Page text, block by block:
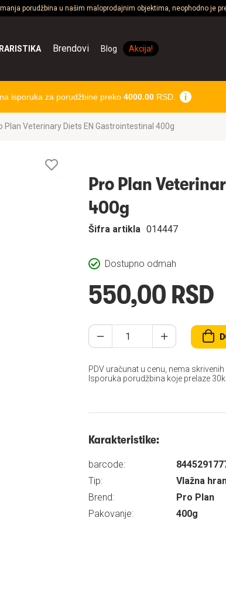
porudžbina u našim maloprodajnim objektima, neophodno je
Brendovi Blog Akcija!
isporuka za porudžbine preko 4000.00RSD.
Plan Veterinary Diets EN Gastrointestinal 400g
želja
Pro Plan
400g
Dostupno odmah
Šifra artikla 014447
550,00 RSD
PDV uračunat u cenu, nema skrivenih
Isporuka porudžbina koje prelaze
Karakteristike:
barcode:
Tip:
Vlažna
Brend:
Pro Plan
Pakovanje:
400g